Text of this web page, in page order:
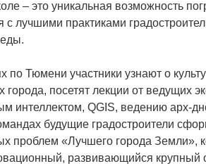
– это уникальная возможность
с лучшими практиками
по Тюмени участники узнают о
города, посетят лекции от ведущих
интеллектом, QGIS, ведению арх-
будущие градостроители
проблем «Лучшего города Земли»,
развивающийся крупный